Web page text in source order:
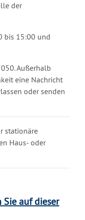
der
bis 15:00 und
Außerhalb
eine Nachricht
oder senden
stationäre
Haus- oder
auf dieser